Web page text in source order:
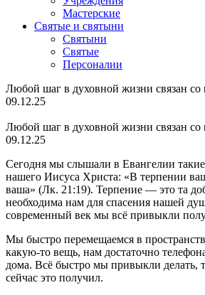
Мастерские
Святые и святыни
Cвятыни
Cвятые
Персоналии
Любой шаг в духовной жизни связан со
09.12.25
Любой шаг в духовной жизни связан со
09.12.25
Сегодня мы слышали в Евангелии такие
нашего Иисуса Христа: «В терпении
ваша» (Лк. 21:19). Терпение — это та
необходима нам для спасения нашей
современный век мы всё привыкли
Мы быстро перемещаемся в
какую-то вещь, нам достаточно
дома. Всё быстро мы привыкли делать,
сейчас это получил.